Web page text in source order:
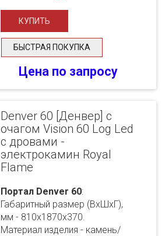
БЫСТРАЯ ПОКУПКА
Цена по запросу
Denver 60 [Денвер] с
очагом Vision 60 Log Led
с дровами -
электрокамин Royal
Flame
Портал Denver 60:
Габаритный размер (ВхШхГ),
мм - 810х1870х370.
Материал изделия - камень/